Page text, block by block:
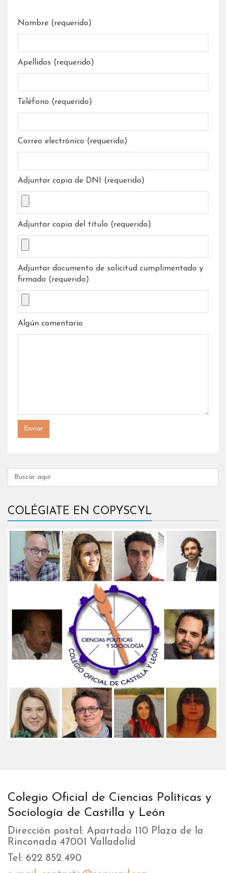
Nombre (requerido)
Apellidos (requerido)
Teléfono (requerido)
Correo electrónico (requerido)
Adjuntar copia de DNI (requerido)
Adjuntar copia del título (requerido)
Adjuntar documento de solicitud cumplimentado y
firmado (requerido)
Algún comentario
COLÉGIATE EN COPYSCYL
Colegio Oficial de Ciencias Políticas y
Sociología de Castilla y León
Dirección postal: Apartado 110 Plaza de la
Rinconada 47001 Valladolid
Tel: 622 852 490